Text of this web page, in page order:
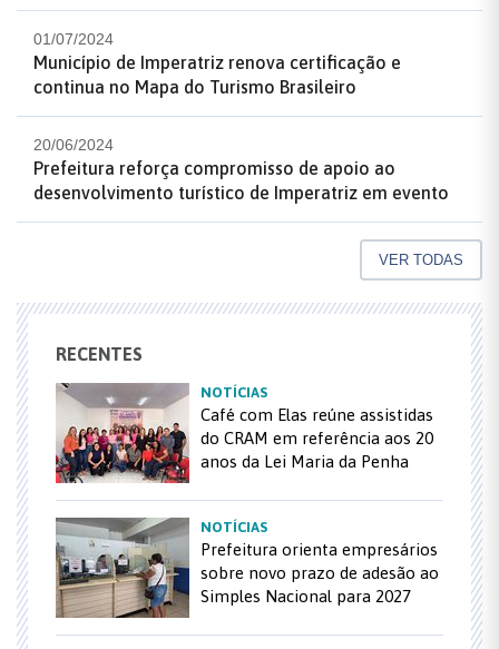
01/07/2024
Município de Imperatriz renova certificação e
continua no Mapa do Turismo Brasileiro
20/06/2024
Prefeitura reforça compromisso de apoio ao
desenvolvimento turístico de Imperatriz em evento
VER TODAS
RECENTES
NOTÍCIAS
Café com Elas reúne assistidas
do CRAM em referência aos 20
anos da Lei Maria da Penha
NOTÍCIAS
Prefeitura orienta empresários
sobre novo prazo de adesão ao
Simples Nacional para 2027